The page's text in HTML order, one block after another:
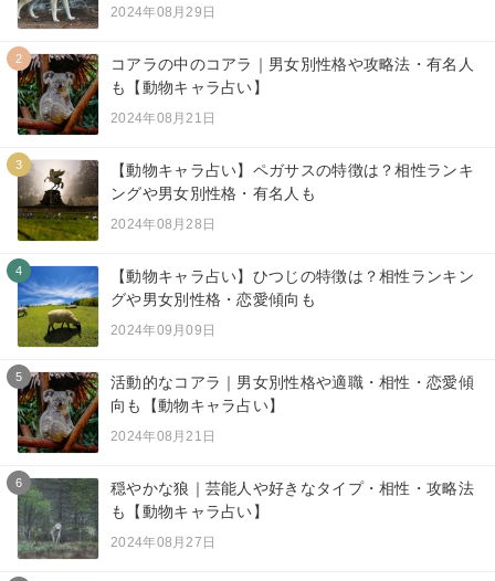
2024年08月29日
2
コアラの中のコアラ｜男女別性格や攻略法・有名人
も【動物キャラ占い】
2024年08月21日
3
【動物キャラ占い】ペガサスの特徴は？相性ランキ
ングや男女別性格・有名人も
2024年08月28日
4
【動物キャラ占い】ひつじの特徴は？相性ランキン
グや男女別性格・恋愛傾向も
2024年09月09日
5
活動的なコアラ｜男女別性格や適職・相性・恋愛傾
向も【動物キャラ占い】
2024年08月21日
6
穏やかな狼｜芸能人や好きなタイプ・相性・攻略法
も【動物キャラ占い】
2024年08月27日